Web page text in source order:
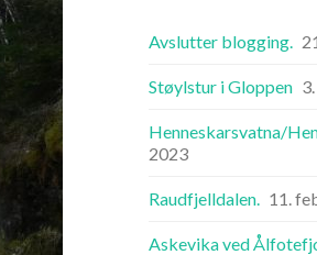
Avslutter blogging.
Støylstur i Gloppen
Henneskarsvatna/
2023
Raudfjelldalen. 11.
Askevika ved